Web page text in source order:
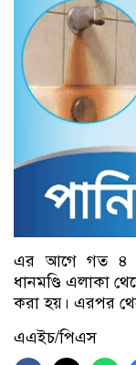
এর আগে গত ৪
ধানমণ্ডি এলাকা
করা হয়। এরপর
এএইচ/পিএস